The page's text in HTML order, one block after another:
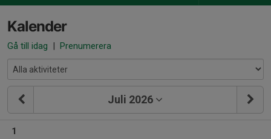
Kalender
Gå till idag | Prenumerera
Juli 2026
1